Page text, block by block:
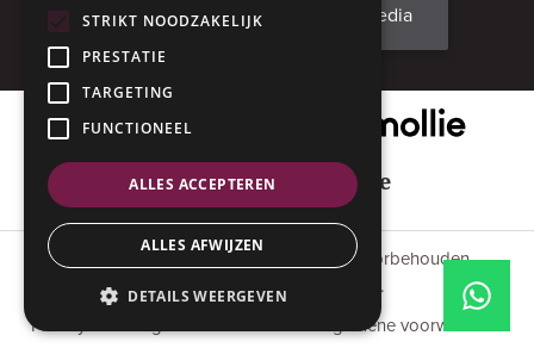
Volg ons op social media
Onze veilige betaalpartner
Geniet met mate
© 2015 - 2026 Anverres. Alle rechten voorbehouden.
#codedwithlove by
.
Privacyverklaring Algemene voorwaarden
STRIKT NOODZAKELIJK
PRESTATIE
TARGETING
FUNCTIONEEL
ALLES ACCEPTEREN
ALLES AFWIJZEN
DETAILS WEERGEVEN